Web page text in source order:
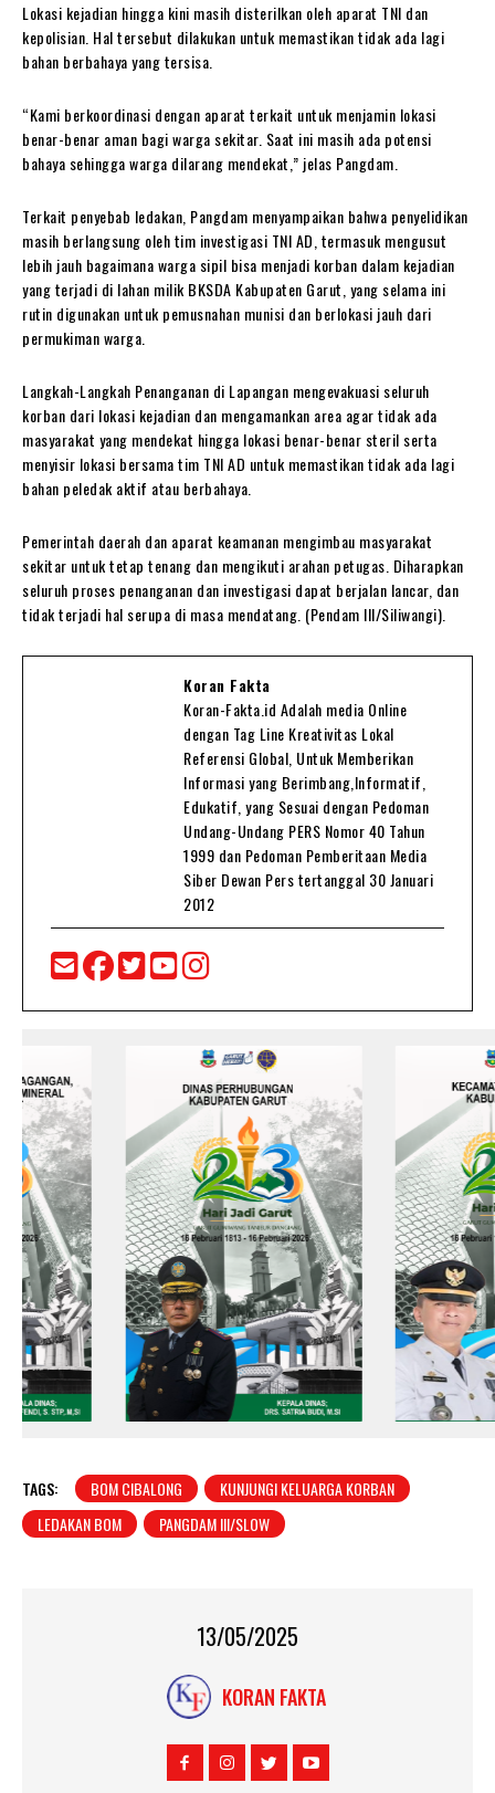
Lokasi kejadian hingga kini masih disterilkan oleh aparat TNI dan
kepolisian. Hal tersebut dilakukan untuk memastikan tidak ada lagi
bahan berbahaya yang tersisa.
“Kami berkoordinasi dengan aparat terkait untuk menjamin lokasi
benar-benar aman bagi warga sekitar. Saat ini masih ada potensi
bahaya sehingga warga dilarang mendekat,” jelas Pangdam.
Terkait penyebab ledakan, Pangdam menyampaikan bahwa penyelidikan
masih berlangsung oleh tim investigasi TNI AD, termasuk mengusut
lebih jauh bagaimana warga sipil bisa menjadi korban dalam kejadian
yang terjadi di lahan milik BKSDA Kabupaten Garut, yang selama ini
rutin digunakan untuk pemusnahan munisi dan berlokasi jauh dari
permukiman warga.
Langkah-Langkah Penanganan di Lapangan mengevakuasi seluruh
korban dari lokasi kejadian dan mengamankan area agar tidak ada
masyarakat yang mendekat hingga lokasi benar-benar steril serta
menyisir lokasi bersama tim TNI AD untuk memastikan tidak ada lagi
bahan peledak aktif atau berbahaya.
Pemerintah daerah dan aparat keamanan mengimbau masyarakat
sekitar untuk tetap tenang dan mengikuti arahan petugas. Diharapkan
seluruh proses penanganan dan investigasi dapat berjalan lancar, dan
tidak terjadi hal serupa di masa mendatang. (Pendam III/Siliwangi).
Koran Fakta
Koran-Fakta.id Adalah media Online
dengan Tag Line Kreativitas Lokal
Referensi Global, Untuk Memberikan
Informasi yang Berimbang,Informatif,
Edukatif, yang Sesuai dengan Pedoman
Undang-Undang PERS Nomor 40 Tahun
1999 dan Pedoman Pemberitaan Media
Siber Dewan Pers tertanggal 30 Januari
2012
TAGS: BOM CIBALONG
KUNJUNGI KELUARGA KORBAN
LEDAKAN BOM
PANGDAM III/SLOW
13/05/2025
KORAN FAKTA